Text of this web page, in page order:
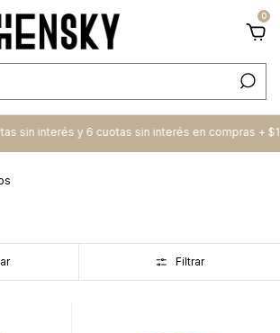
0
sin interés y 6 cuotas sin interés en compras +
Filtrar